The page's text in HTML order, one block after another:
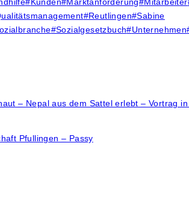
#Reutlingen#Sabine
#Sozialgesetzbuch#Unternehmen
– Nepal aus dem Sattel erlebt – Vortrag
Pfullingen – Passy